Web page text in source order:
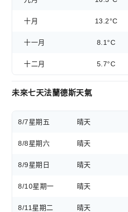
十月 13.2°C
十一月 8.1°C
十二月 5.7°C
未來七天法蘭德斯天氣
8/7星期五 晴天
8/8星期六 晴天
8/9星期日 晴天
8/10星期一 晴天
8/11 星期二 晴天